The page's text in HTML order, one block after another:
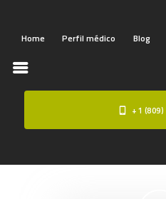
Home Perfil médico Blog
+1
BLOG